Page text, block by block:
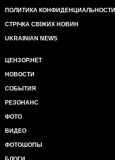
ПОЛИТИКА КОНФИДЕНЦИАЛЬНОСТИ
СТРІЧКА СВІЖИХ НОВИН
UKRAINIAN NEWS
ЦЕНЗОР.НЕТ
НОВОСТИ
СОБЫТИЯ
РЕЗОНАНС
ФОТО
ВИДЕО
ФОТОШОПЫ